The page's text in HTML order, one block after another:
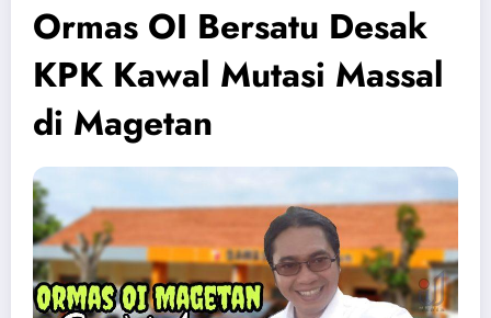
Ormas OI Bersatu Desak
KPK Kawal Mutasi Massal
di Magetan